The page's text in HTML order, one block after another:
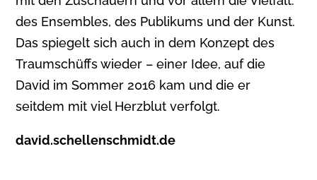
des Ensembles, des Publikums und der Kunst.
Das spiegelt sich auch in dem Konzept des
Traumschüffs wieder – einer Idee, auf die
David im Sommer 2016 kam und die er
seitdem mit viel Herzblut verfolgt.
david.schellenschmidt.de